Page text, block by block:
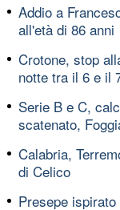
Addio a
all'età di 86 anni
Crotone, stop
notte tra il 6 e il
Serie B e C,
scatenato,
Calabria,
di Celico
Presepe